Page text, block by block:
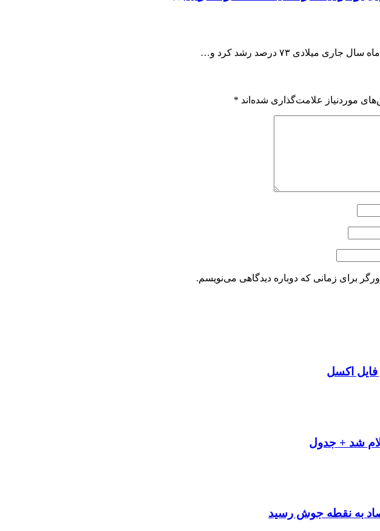
میلادی ۷۳ درصد رشد کرد و…
موردنیاز علامت‌گذاری شده‌اند *
برای زمانی که دوباره دیدگاهی می‌نویسم.
اکسل
به نقطه جوش رسید